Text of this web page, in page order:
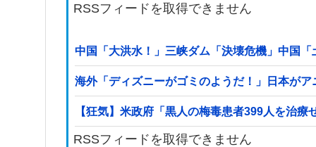
RSSフィードを取得できません
中国「大洪水！」三峡ダム「決壊危機」中国
海外「ディズニーがゴミのようだ！」日本が
【狂気】米政府「黒人の梅毒患者399人を治
RSSフィードを取得できません